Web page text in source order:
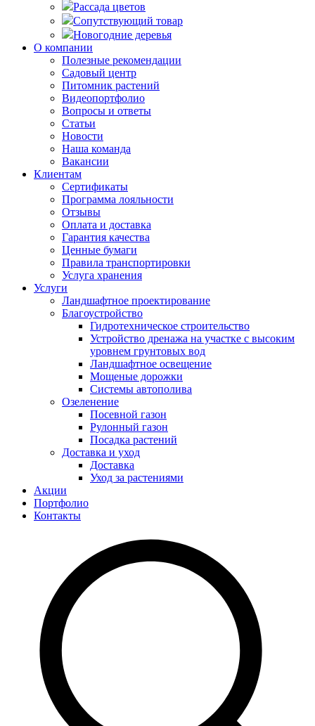
Рассада цветов
Сопутствующий товар
Новогодние деревья
О компании
Полезные рекомендации
Садовый центр
Питомник растений
Видеопортфолио
Вопросы и ответы
Статьи
Новости
Наша команда
Вакансии
Клиентам
Сертификаты
Программа лояльности
Отзывы
Оплата и доставка
Гарантия качества
Ценные бумаги
Правила транспортировки
Услуга хранения
Услуги
Ландшафтное проектирование
Благоустройство
Гидротехническое строительство
Устройство дренажа на участке с высоким
уровнем грунтовых вод
Ландшафтное освещение
Мощеные дорожки
Системы автополива
Озеленение
Посевной газон
Рулонный газон
Посадка растений
Доставка и уход
Доставка
Уход за растениями
Акции
Портфолио
Контакты